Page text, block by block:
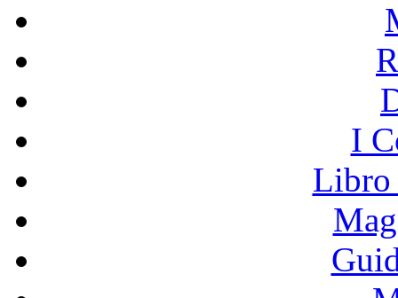
I
Libro